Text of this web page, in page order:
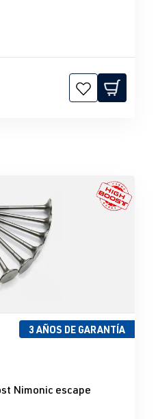
3 AÑOS DE GARANTÍA
de 5 estrellas
Nimonic escape